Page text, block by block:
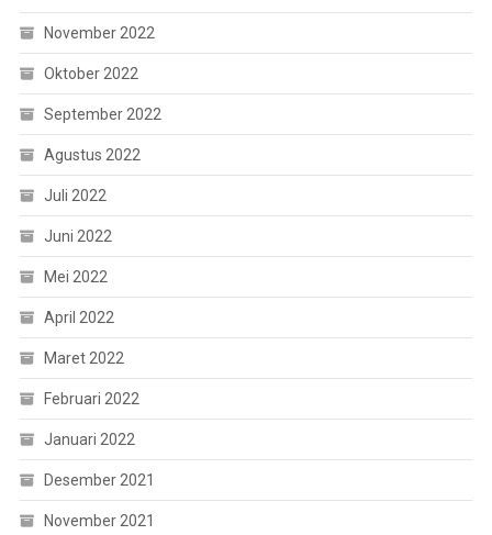
November 2022
Oktober 2022
September 2022
Agustus 2022
Juli 2022
Juni 2022
Mei 2022
April 2022
Maret 2022
Februari 2022
Januari 2022
Desember 2021
November 2021